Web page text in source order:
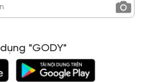
"GODY"